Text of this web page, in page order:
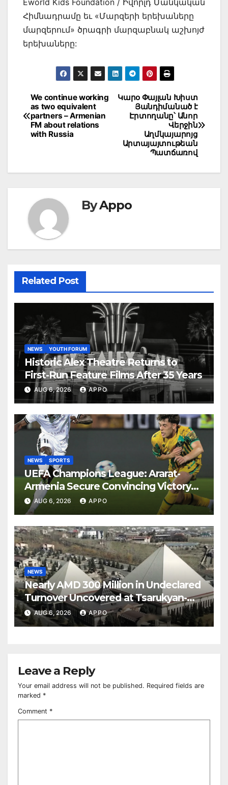
Eworld Kids Foundation / Իվորլդ Մանկական
Հիմնադրամը եւ «Մարզերի երեխաները
մարզերում» ծրագրի մարզաբնակ աշխոյժ
երեխաները:
Post
navigation
Կարօ Փայլան Խիստ
Յանդիմանած է
Էրտողանը՝ Անոր
Վերջին
Աղմկայարոյց
Արտայայտութեան
Պատճառով
We continue working
as two equivalent
partners – Armenian
FM about relations
with Russia
ByAppo
Related Post
NEWS YOUTH FORUM
Historic Alex Theatre Returns to
First-Run Feature Films After 35 Years
AUG 6, 2026 APPO
NEWS SPORTS
UEFA Champions League: Ararat-
Armenia Secure Convincing Victory
Over Shamrock Rovers 2-0
AUG 6, 2026 APPO
NEWS
Nearly AMD 300 Million in Undeclared
Turnover Uncovered at Tsarukyan-
Owned Entertainment Center
AUG 6, 2026 APPO
Leave a Reply
Your email address will not be published. Required fields are
marked *
Comment *